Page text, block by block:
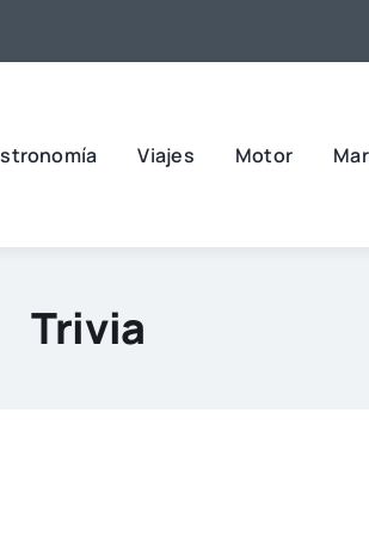
Viajes Motor
Trivia